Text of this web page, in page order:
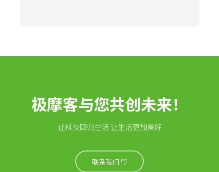
极摩客与您共创未来！
让科技回归生活 让生活更加美好
联系我们 ♡